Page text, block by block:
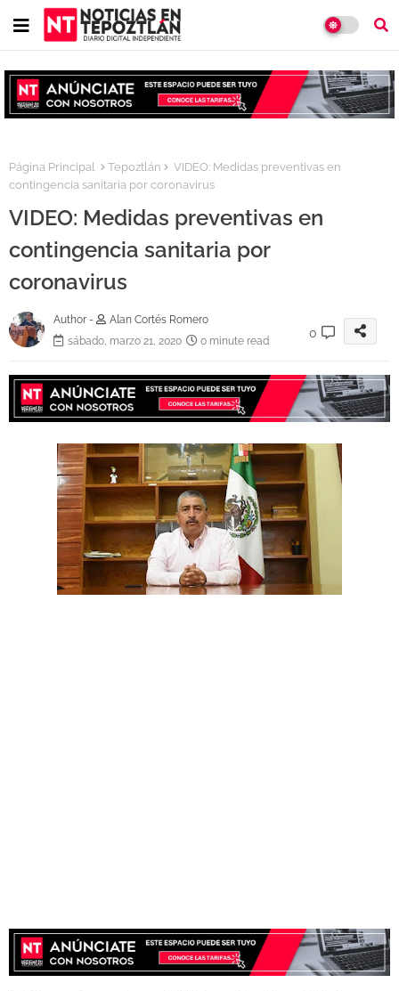
Página Principal Tepoztlán
VIDEO: Medidas preventivas en
contingencia sanitaria por coronavirus
VIDEO: Medidas preventivas en
contingencia sanitaria por
coronavirus
Author -
Alan Cortés Romero
sábado, marzo 21, 2020
0 minute read
0